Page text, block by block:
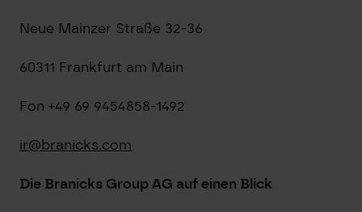
Neue Mainzer Straße 32-36
60311 Frankfurt am Main
Fon +49 69 9454858-1492
ir@branicks.com
Die Branicks Group AG auf einen Blick